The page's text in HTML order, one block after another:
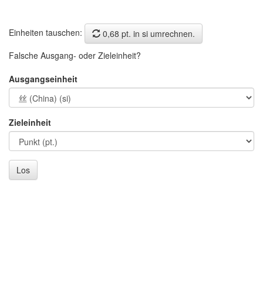
Einheiten tauschen:
0,68 pt. in si umrechnen.
Falsche Ausgang- oder Zieleinheit?
Ausgangseinheit
Zieleinheit
Los